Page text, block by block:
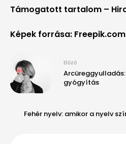
Támogatott tartalom –
Képek forrása: Freepik.com
Előző
gyógyítás
Fehér nyelv: amikor a nyelv